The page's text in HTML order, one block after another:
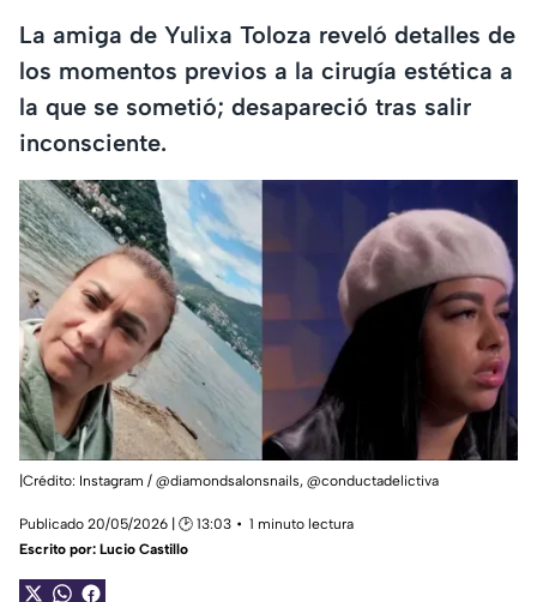
La amiga de Yulixa Toloza reveló detalles de
los momentos previos a la cirugía estética a
la que se sometió; desapareció tras salir
inconsciente.
|Crédito: Instagram / @diamondsalonsnails, @conductadelictiva
Publicado 20/05/2026 | 🕑 13:03
1 minuto lectura
Escrito por: Lucio Castillo